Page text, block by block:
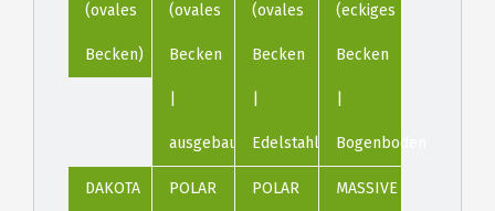
(ovales
Becken)
(ovales
Becken
ausgebaucht)
(ovales
Becken
Edelstahl)
(eckiges
Becken
Bogenboden)
DAKOTA POLAR POLAR MASSIVE